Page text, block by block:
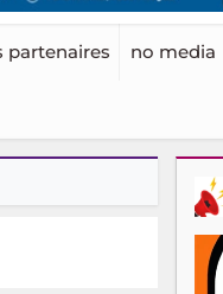
partenaires no media